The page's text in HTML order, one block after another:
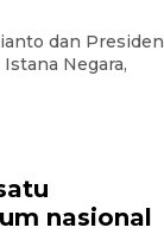
dan Presiden
Negara,
nasional